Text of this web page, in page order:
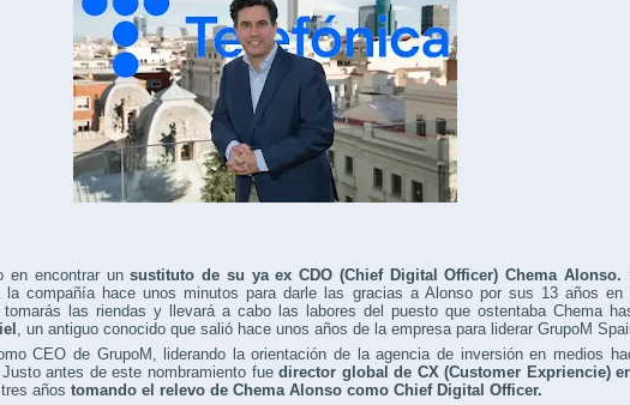
en encontrar unsustituto de su ya ex CDO (Chief Digital Officer) Chema Alonso.
la compañía hace unos minutos para darle las gracias a Alonso por sus 13 años
las riendas y llevará a cabo las labores del puesto que ostentaba Chema
, un antiguo conocido que salió hace unos años de la empresa para liderar GrupoM
CEO de GrupoM, liderando la orientación de la agencia de inversión en medios
antes de este nombramiento fuedirector global de CX (Customer Expriencie)
años tomando el relevo de Chema Alonso como Chief Digital Officer.